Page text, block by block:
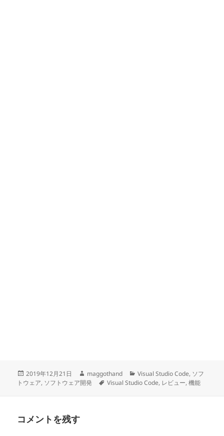
投
稿
2019年12月21日
作
成
maggothand
カ
テ
Visual Studio Code, ソフ
トウェア, ソフトウェア開発
タ
Visual Studio Code, レビュー,機能
コメントを残す